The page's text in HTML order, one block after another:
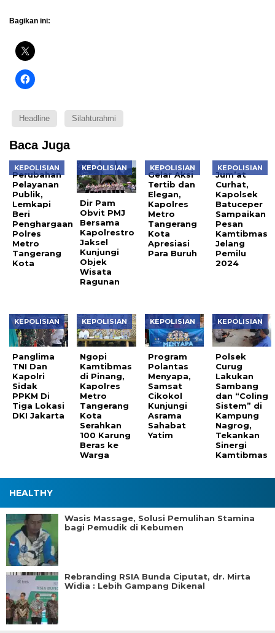
Bagikan ini:
Headline Silahturahmi
Baca Juga
KEPOLISIAN
Perubahan
Pelayanan
Publik,
Lemkapi
Beri
Penghargaan
Polres
Metro
Tangerang
Kota
KEPOLISIAN
Dir Pam
Obvit PMJ
Bersama
Kapolrestro
Jaksel
Kunjungi
Objek
Wisata
Ragunan
KEPOLISIAN
Gelar Aksi
Tertib dan
Elegan,
Kapolres
Metro
Tangerang
Kota
Apresiasi
Para Buruh
KEPOLISIAN
Jum’at
Curhat,
Kapolsek
Batuceper
Sampaikan
Pesan
Kamtibmas
Jelang
Pemilu
2024
KEPOLISIAN
Panglima
TNI Dan
Kapolri
Sidak
PPKM Di
Tiga Lokasi
DKI Jakarta
KEPOLISIAN
Ngopi
Kamtibmas
di Pinang,
Kapolres
Metro
Tangerang
Kota
Serahkan
100 Karung
Beras ke
Warga
KEPOLISIAN
Program
Polantas
Menyapa,
Samsat
Cikokol
Kunjungi
Asrama
Sahabat
Yatim
KEPOLISIAN
Polsek
Curug
Lakukan
Sambang
dan “Coling
Sistem” di
Kampung
Nagrog,
Tekankan
Sinergi
Kamtibmas
HEALTHY
Wasis Massage, Solusi Pemulihan Stamina
bagi Pemudik di Kebumen
Rebranding RSIA Bunda Ciputat, dr. Mirta
Widia : Lebih Gampang Dikenal